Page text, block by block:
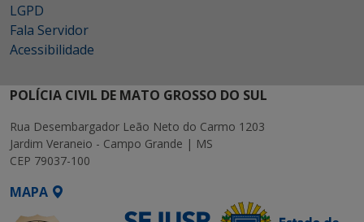
LGPD
Fala Servidor
Acessibilidade
POLÍCIA CIVIL DE MATO GROSSO DO SUL
Rua Desembargador Leão Neto do Carmo 1203
Jardim Veraneio - Campo Grande | MS
CEP 79037-100
MAPA